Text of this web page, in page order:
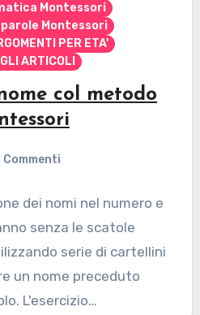
Montessori
Montessori
PER ETA'
ARTICOLI
col metodo
Commenti
dei nomi nel numero e
senza le scatole
serie di cartellini
un nome preceduto
L'esercizio…